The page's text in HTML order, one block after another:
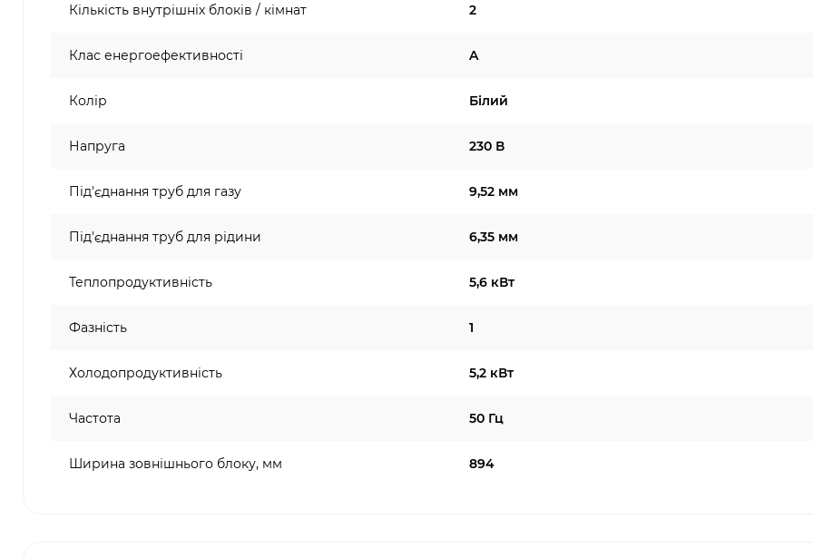
Кількість внутрішніх блоків / кімнат 2
Клас енергоефективності A
Колір Білий
Напруга 230 В
Під'єднання труб для газу 9,52 мм
Під'єднання труб для рідини 6,35 мм
Теплопродуктивність 5,6 кВт
Фазність 1
Холодопродуктивність 5,2 кВт
Частота 50 Гц
Ширина зовнішнього блоку, мм 894